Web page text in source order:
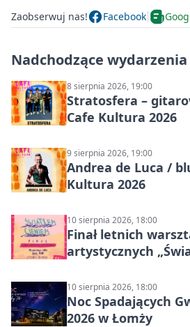
Zaobserwuj nas! Facebook
Nadchodzące wydarzenia
8 sierpnia 2026, 19:00
Stratosfera –
Cafe Kultura 2026
9 sierpnia 2026, 19:00
Andrea de Luca /
Kultura 2026
10 sierpnia 2026, 18:00
Finał letnich
artystycznych
10 sierpnia 2026, 18:00
Noc Spadających
2026 w Łomży